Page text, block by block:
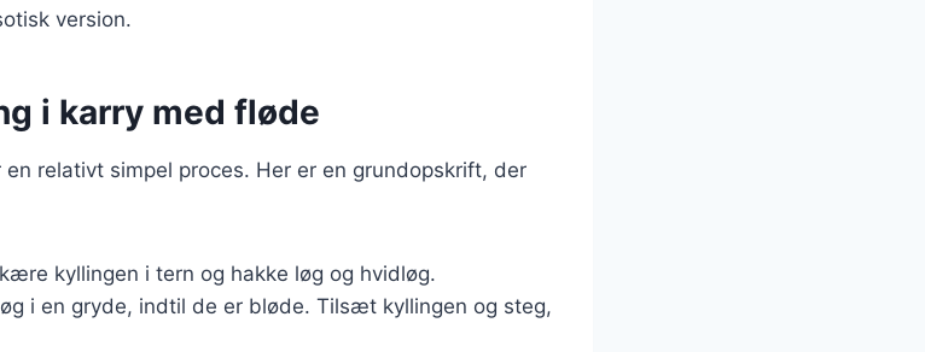
version.
i karry med fløde
relativt simpel proces. Her er en grundopskrift, der
kyllingen i tern og hakke løg og hvidløg.
i en gryde, indtil de er bløde. Tilsæt kyllingen og steg,